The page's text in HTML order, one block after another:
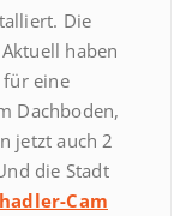
Die
haben
für eine
Dachboden,
jetzt auch 2
die Stadt
Cam